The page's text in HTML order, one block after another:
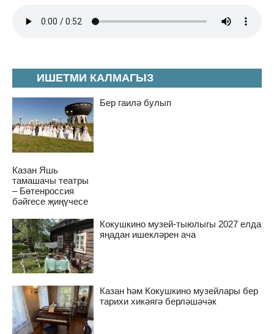
ИШЕТМИ КАЛМАГЫЗ
Бер гаилә булып
Казан Яшь
тамашачы театры
– Бөтенроссия
бәйгесе җиңүчесе
Кокушкино музей-тыюлыгы 2027 елда
яңадан ишекләрен ача
Казан һәм Кокушкино музейлары бер
тарихи хикәягә берләшәчәк